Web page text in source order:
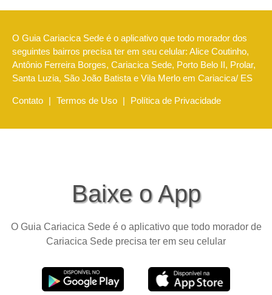
O Guia Cariacica Sede é o aplicativo que todo morador dos
seguintes bairros precisa ter em seu celular: Alice Coutinho,
Antônio Ferreira Borges, Cariacica Sede, Porto Belo II, Prolar,
Santa Luzia, São João Batista e Vila Merlo em Cariacica/ ES
Contato | Termos de Uso | Política de Privacidade
Baixe o App
O Guia Cariacica Sede é o aplicativo que todo morador de
Cariacica Sede precisa ter em seu celular